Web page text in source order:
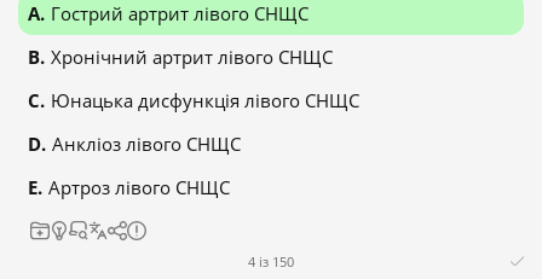
Гострий артрит лівого СНЩС
Хронічний артрит лівого СНЩС
Юнацька дисфункція лівого СНЩС
Анкліоз лівого СНЩС
Артроз лівого СНЩС
4 із 150